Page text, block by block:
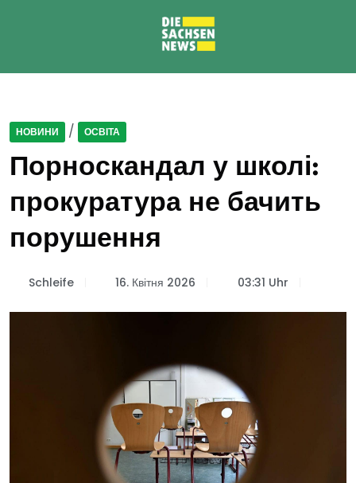
НОВИНИ / ОСВІТА
Порноскандал у школі:
прокуратура не бачить
порушення
Schleife 16. Квітня 2026 03:31 Uhr